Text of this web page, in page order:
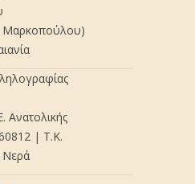
Μαρκοπούλου)
Ανατολικής
| Τ.Κ.
Νερά